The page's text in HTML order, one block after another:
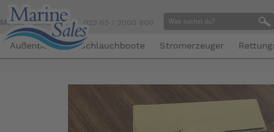
Mensch gefällig?Tel. 023 65 / 2000 800
Außenborder Schlauchboote Stromerzeuger